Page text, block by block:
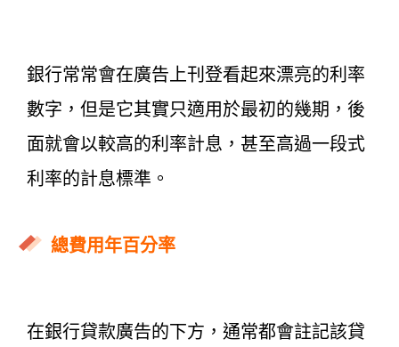
銀行常常會在廣告上刊登看起來漂亮的利率
數字，但是它其實只適用於最初的幾期，後
面就會以較高的利率計息，甚至高過一段式
利率的計息標準。
總費用年百分率
在銀行貸款廣告的下方，通常都會註記該貸